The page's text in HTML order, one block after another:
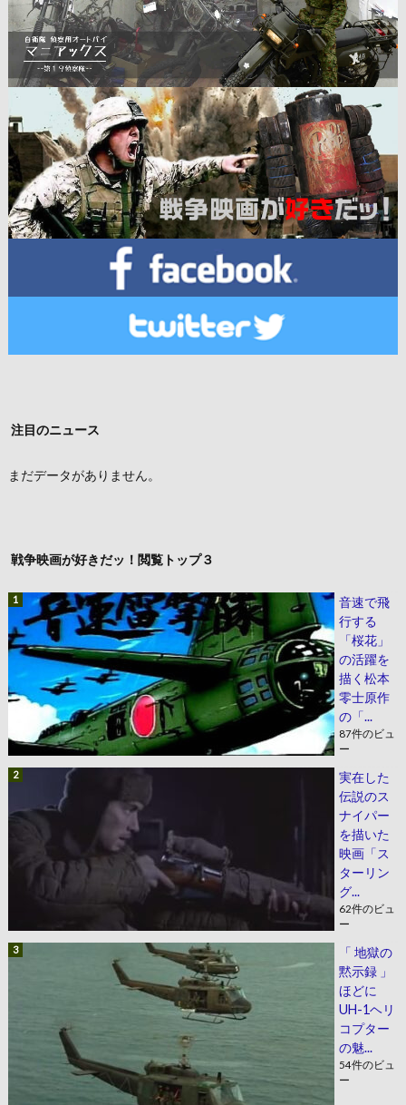
注目のニュース
まだデータがありません。
戦争映画が好きだッ！閲覧トップ３
音速で飛
行する
「桜花」
の活躍を
描く松本
零士原作
の「...
87件のビュ
ー
実在した
伝説のス
ナイパー
を描いた
映画「ス
ターリン
グ...
62件のビュ
ー
「 地獄の
黙示録 」
ほどに
UH-1ヘリ
コプター
の魅...
54件のビュ
ー